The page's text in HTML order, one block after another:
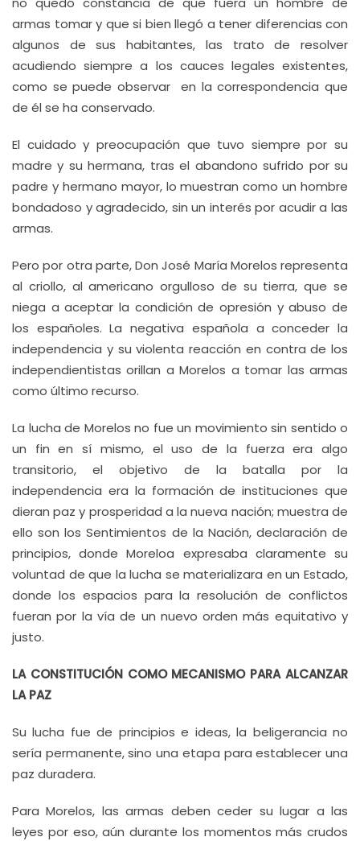
armas tomar y que si bien llegó a tener diferencias con
algunos de sus habitantes, las trato de resolver
acudiendo siempre a los cauces legales existentes,
como se puede observar en la correspondencia que
de él se ha conservado.
El cuidado y preocupación que tuvo siempre por su
madre y su hermana, tras el abandono sufrido por su
padre y hermano mayor, lo muestran como un hombre
bondadoso y agradecido, sin un interés por acudir a las
armas.
Pero por otra parte, Don José María Morelos representa
al criollo, al americano orgulloso de su tierra, que se
niega a aceptar la condición de opresión y abuso de
los españoles. La negativa española a conceder la
independencia y su violenta reacción en contra de los
independientistas orillan a Morelos a tomar las armas
como último recurso.
La lucha de Morelos no fue un movimiento sin sentido o
un fin en sí mismo, el uso de la fuerza era algo
transitorio, el objetivo de la batalla por la
independencia era la formación de instituciones que
dieran paz y prosperidad a la nueva nación; muestra de
ello son los Sentimientos de la Nación, declaración de
principios, donde Moreloa expresaba claramente su
voluntad de que la lucha se materializara en un Estado,
donde los espacios para la resolución de conflictos
fueran por la vía de un nuevo orden más equitativo y
justo.
LA CONSTITUCIÓN COMO MECANISMO PARA ALCANZAR
LA PAZ
Su lucha fue de principios e ideas, la beligerancia no
sería permanente, sino una etapa para establecer una
paz duradera.
Para Morelos, las armas deben ceder su lugar a las
leyes por eso, aún durante los momentos más crudos